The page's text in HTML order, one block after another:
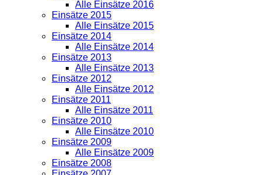
Alle Einsätze 2016
Einsätze 2015
Alle Einsätze 2015
Einsätze 2014
Alle Einsätze 2014
Einsätze 2013
Alle Einsätze 2013
Einsätze 2012
Alle Einsätze 2012
Einsätze 2011
Alle Einsätze 2011
Einsätze 2010
Alle Einsätze 2010
Einsätze 2009
Alle Einsätze 2009
Einsätze 2008